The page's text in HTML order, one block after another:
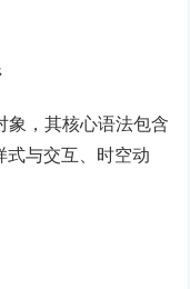
象，其核心语法包含
式与交互、时空动